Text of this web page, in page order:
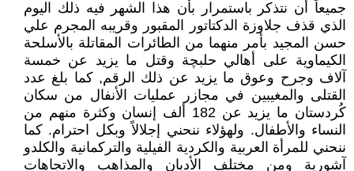
جميعاً أن نتذكر باستمرار بأن هذا الشهر فيه ذلك اليوم
الذي قذف جلاوزة الدكتاتور المقبور وقريبه المجرم علي
حسن المجيد بأمر منهما من الطائرات المقاتلة بالأسلحة
الكيماوية على أهالي حلبچة وقتل ما يزيد عن خمسة
آلاف وجرح وعوق ما يزيد عن ذلك الرقم, كما بلغ عدد
القتلى والمغيبين في مجازر عمليات الأنفال من سكان
كُردستان ما يزيد عن 182 ألف إنسان وكثرة منهم من
النساء والأطفال. ولهؤلاء ننحني إجلالاً وبكل احترام. كما
ننحني للمرأة العربية والكردية الفيلية والتركمانية والكلدو
آشورية ومن مختلف الأديان والمذاهب والاتجاهات